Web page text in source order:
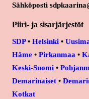
Sähköposti
Piiri- ja sisarjärjestöt
SDP• Helsinki •
Häme • Pirkanmaa •
Keski-Suomi •
Demarinaiset •
Kotkat